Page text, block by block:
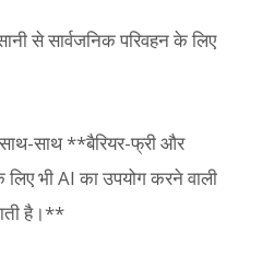
से सार्वजनिक परिवहन के लिए
साथ-साथ **बैरियर-फ्री और
भी AI का उपयोग करने वाली
है।**